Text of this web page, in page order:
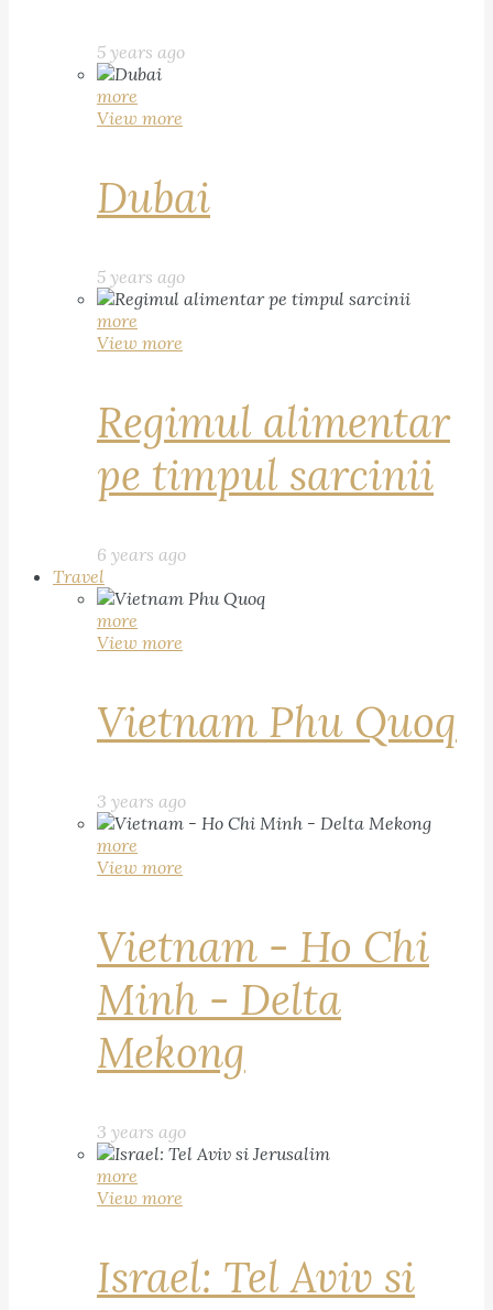
5 years ago
more
View more
Dubai
5 years ago
more
View more
Regimul alimentar
pe timpul sarcinii
6 years ago
Travel
more
View more
Vietnam Phu Quoq
3 years ago
more
View more
Vietnam - Ho Chi
Minh - Delta
Mekong
3 years ago
more
View more
Israel: Tel Aviv si